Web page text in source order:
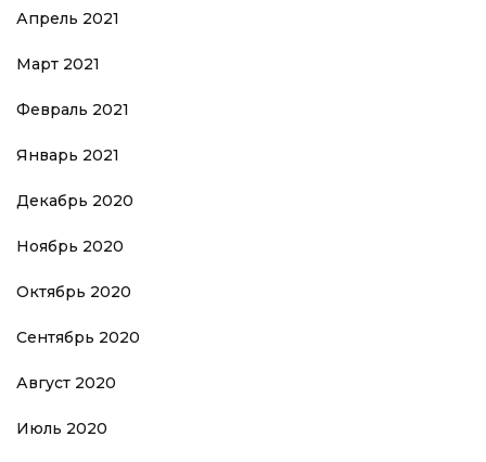
Апрель 2021
Март 2021
Февраль 2021
Январь 2021
Декабрь 2020
Ноябрь 2020
Октябрь 2020
Сентябрь 2020
Август 2020
Июль 2020